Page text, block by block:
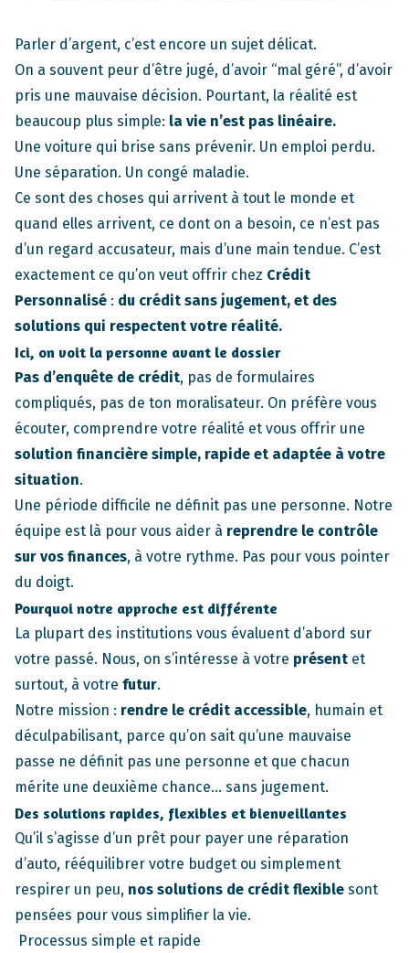
Parler d’argent, c’est encore un sujet délicat.
On a souvent peur d’être jugé, d’avoir “mal géré”, d’avoir
pris une mauvaise décision. Pourtant, la réalité est
beaucoup plus simple: la vie n’est pas linéaire.
Une voiture qui brise sans prévenir. Un emploi perdu.
Une séparation. Un congé maladie.
Ce sont des choses qui arrivent à tout le monde et
quand elles arrivent, ce dont on a besoin, ce n’est pas
d’un regard accusateur, mais d’une main tendue. C’est
exactement ce qu’on veut offrir chez Crédit
Personnalisé : du crédit sans jugement, et des
solutions qui respectent votre réalité.
Ici, on voit la personne avant le dossier
Pas d’enquête de crédit, pas de formulaires
compliqués, pas de ton moralisateur. On préfère vous
écouter, comprendre votre réalité et vous offrir une
solution financière simple, rapide et adaptée à votre
situation.
Une période difficile ne définit pas une personne. Notre
équipe est là pour vous aider à reprendre le contrôle
sur vos finances, à votre rythme. Pas pour vous pointer
du doigt.
Pourquoi notre approche est différente
La plupart des institutions vous évaluent d’abord sur
votre passé. Nous, on s’intéresse à votre présent et
surtout, à votre futur.
Notre mission : rendre le crédit accessible, humain et
déculpabilisant, parce qu’on sait qu’une mauvaise
passe ne définit pas une personne et que chacun
mérite une deuxième chance… sans jugement.
Des solutions rapides, flexibles et bienveillantes
Qu’il s’agisse d’un prêt pour payer une réparation
d’auto, rééquilibrer votre budget ou simplement
respirer un peu, nos solutions de crédit flexible sont
pensées pour vous simplifier la vie.
Processus simple et rapide